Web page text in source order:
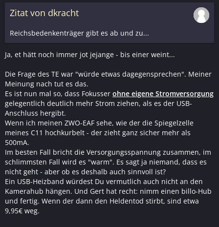
Zitat von dkracht
Reichsbedenkenträger gibt es ab und zu...
Ja, et hätt noch immer jot jejange - bis einer weint...
Die Frage des TE war "würde etwas dagegensprechen". Meiner
Meinung nach tut es das.
Es ist nun mal so, dass Fokusser ohne eigene Stromversorgung
gelegentlich deutlich mehr Strom ziehen, als es der USB-
Anschluss hergibt.
Wenn ich meinen ZWO-EAF sehe, wie der die Spiegelzelle
meines C11 hochkurbelt - der zieht ganz sicher mehr als
500mA.
Im besten Fall bricht die Versorgungsspannung zusammen, im
schlimmsten Fall wird es "warm". Es sagt ja niemand, dass es
nicht geht - aber ob es deshalb auch sinnvoll ist?
Ein USB-Heizband würdest Du vermutlich auch nicht an den
Kamerahub hängen. Und Gert hat recht: nimm einen billo-Hub
und fertig. Wenn der dann den Heldentod stirbt, sind etwa
9,95€ weg.